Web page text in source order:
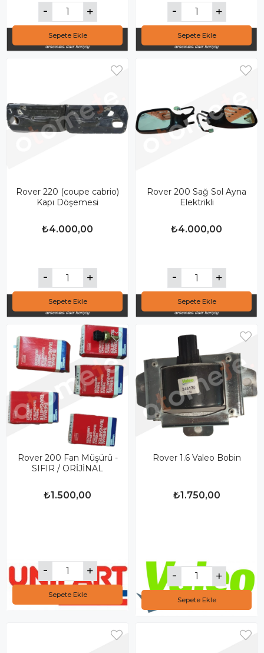
Sepete Ekle Sepete Ekle
Rover 220 (coupe cabrio)
Kapı Döşemesi
₺4.000,00
Sepete Ekle
Rover 200 Sağ Sol Ayna
Elektrikli
₺4.000,00
Sepete Ekle
Rover 200 Fan Müşürü -
SIFIR / ORİJİNAL
₺1.500,00
Sepete Ekle
Rover 1.6 Valeo Bobin
₺1.750,00
Sepete Ekle